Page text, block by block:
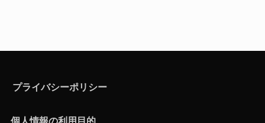
プライバシーポリシー
個人情報の利用目的